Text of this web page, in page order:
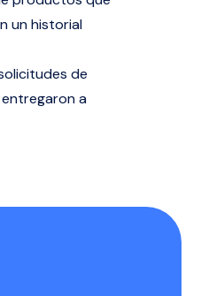
un historial
de
a